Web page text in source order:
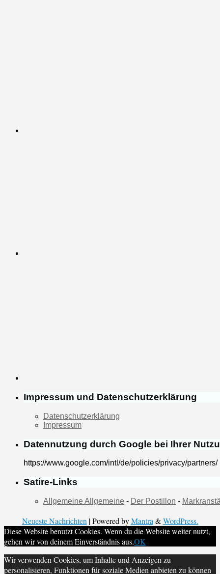
Impressum und Datenschutzerklärung
Datenschutzerklärung
Impressum
Datennutzung durch Google bei Ihrer
https://www.google.com/intl/de/policies/privacy/partners/
Satire-Links
Allgemeine Allgemeine - Der Postillon -
Neueste Nachrichten | Powered byMantra &WordPress.
Diese Website benutzt Cookies. Wenn du die Website weiter nutzt,
gehen wir von deinem Einverständnis aus.OK
Wir verwenden Cookies, um Inhalte und Anzeigen zu
personalisieren, Funktionen für soziale Medien anbieten zu können